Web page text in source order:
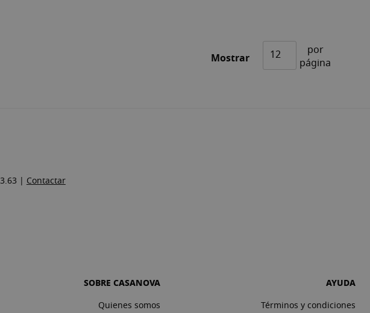
Mostrar
por
página
| Contactar
SOBRE CASANOVA
Quienes somos
AYUDA
Términos y condiciones